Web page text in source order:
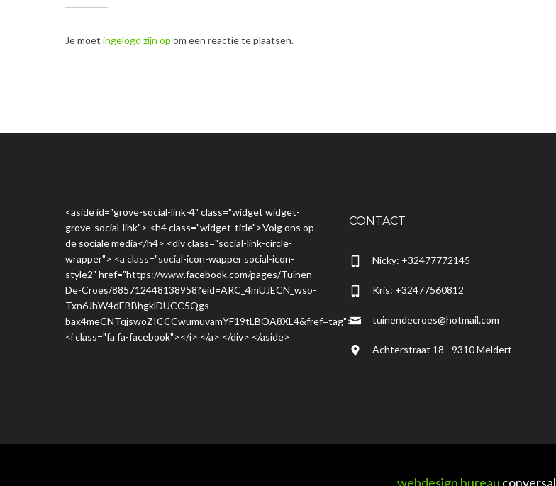
Je moet ingelogd zijn op om een reactie te plaatsen.
<aside id="grove-social-link-4" class="widget widget-
grove-social-link"> <h4 class="widget-title">Volg ons op
de sociale media</h4> <div class="social-link-circle-
wrapper"> <a class="social-icon-wapper social-icon-
style2" href="https://www.facebook.com/pages/Tuinen-
De-Croes/885712448138958?eid=ARC_4mUJECN_wso-
Txn6JhW4dEBBhgklDUCC5Qgs-
bax4meCNTqjswoZICCCwumuvamYF19tLBOA8XL4&fref=tag">
<i class="fa fa-facebook"></i> </a> </div> </aside>
CONTACT
Nicky: +32477772145
Kris: +32477560812
tuinendecroes@hotmail.com
Achterstraat 18 - 9310 Meldert
webdesign bureau conversal